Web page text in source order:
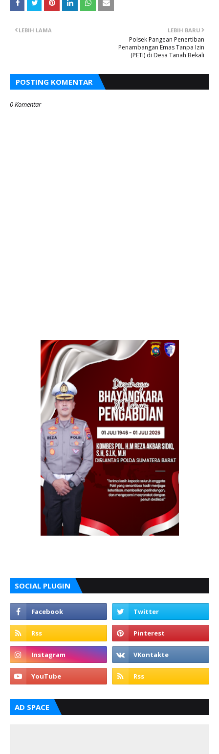
LEBIH BARU
Polsek Pangean Penertiban
Penambangan Emas Tanpa Izin
(PETI) di Desa Tanah Bekali
LEBIH LAMA
POSTING KOMENTAR
0 Komentar
SOCIAL PLUGIN
AD SPACE